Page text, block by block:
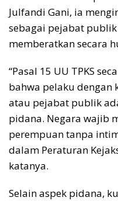
Julfandi Gani, ia
sebagai pejabat
memberatkan secara
“Pasal 15 UU TPKS
bahwa pelaku dengan
atau pejabat publik
pidana. Negara wajib
perempuan tanpa
dalam Peraturan
katanya.
Selain aspek pidana,